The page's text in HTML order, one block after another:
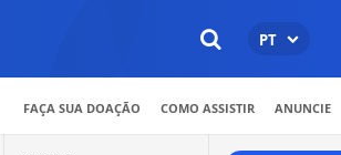
PT
FAÇA SUA DOAÇÃO COMO ASSISTIR ANUNCIE